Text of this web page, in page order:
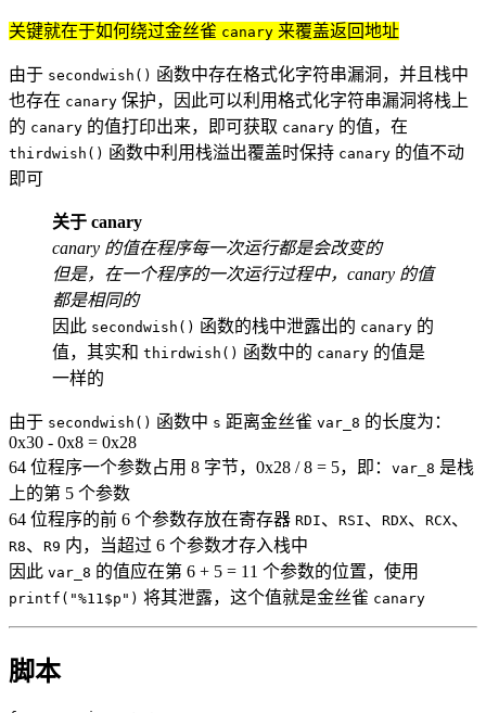
关键就在于如何绕过金丝雀 canary 来覆盖返回地址
由于 secondwish() 函数中存在格式化字符串漏洞，并且栈中
也存在 canary 保护，因此可以利用格式化字符串漏洞将栈上
的 canary 的值打印出来，即可获取 canary 的值，在
thirdwish() 函数中利用栈溢出覆盖时保持 canary 的值不动
即可
关于 canary
canary 的值在程序每一次运行都是会改变的
但是，在一个程序的一次运行过程中，canary 的值
都是相同的
因此 secondwish() 函数的栈中泄露出的 canary 的
值，其实和 thirdwish() 函数中的 canary 的值是
一样的
由于 secondwish() 函数中 s 距离金丝雀 var_8 的长度为：
0x30 - 0x8 = 0x28
64 位程序一个参数占用 8 字节，0x28 / 8 = 5，即： var_8 是栈
上的第 5 个参数
64 位程序的前 6 个参数存放在寄存器 RDI、 RSI、 RDX、 RCX、
R8、 R9 内，当超过 6 个参数才存入栈中
因此 var_8 的值应在第 6 + 5 = 11 个参数的位置，使用
printf("%11$p") 将其泄露，这个值就是金丝雀 canary
脚本